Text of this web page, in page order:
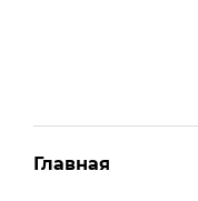
Главная